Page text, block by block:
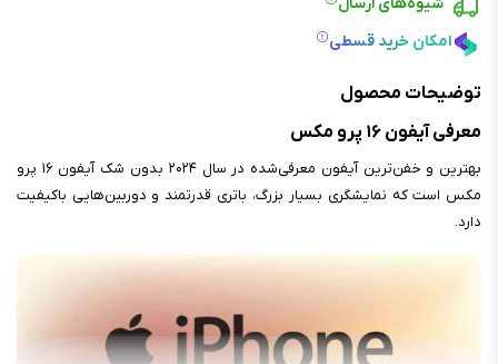
امکان خرید قسطی
توضیحات محصول
معرفی آیفون ۱۶ پرو مکس
بهترین و خفن‌ترین آیفون معرفی‌شده در سال ۲۰۲۴ بدون شک آیفون ۱۶ پرو
مکس است که نمایشگری بسیار بزرگ، باتری قدرتمند و دوربین‌هایی باکیفیت
دارد.